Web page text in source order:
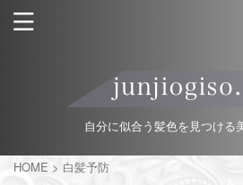
自分に似合う髪色を見つける
HOME > 白髪予防